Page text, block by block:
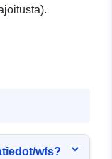
wfs?